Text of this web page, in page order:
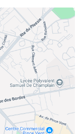
- 12:00
13:30 - 19:00
- 12:00
13:30 - 19:00
- 12:0013:30 - 19:00
- 12:0013:30 - 19:00
- 12:0014:00 - 18:30
Fermé